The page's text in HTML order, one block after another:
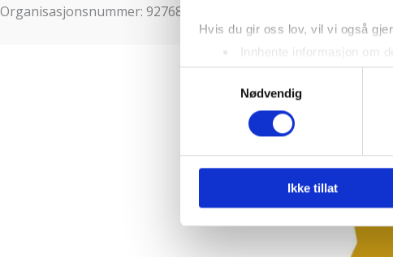
Hvis du gir oss lov, vil vi også
Innhente informasjon om
Identifisere enheten din
mer infokan du lese om
Du kan hele tiden endre eller
Vi bruker informasjonskapsler for
analysere trafikken vår. Vi deler
sosiale medier, annonsering og
dem, eller som de har samlet inn
Nødvendig
Ikke tillat
Organisasjonsnummer: 927686228